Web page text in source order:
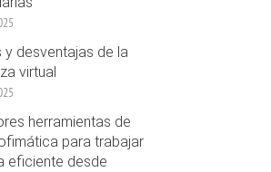
y desventajas de la
virtual
herramientas de
para trabajar
eficiente desde